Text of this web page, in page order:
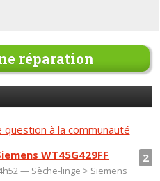
réparation
à la communauté
2
WT45G429FF
— Sèche-linge > Siemens